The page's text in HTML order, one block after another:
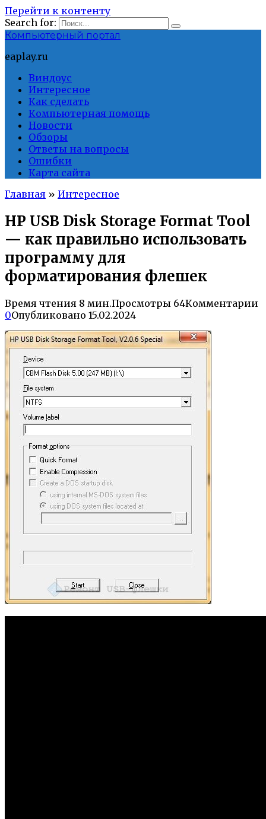
Перейти к контенту
Search for:
Компьютерный портал
eaplay.ru
Виндоус
Интересное
Как сделать
Компьютерная помощь
Новости
Обзоры
Ответы на вопросы
Ошибки
Карта сайта
Главная » Интересное
HP USB Disk Storage Format Tool
— как правильно использовать
программу для
форматирования флешек
Время чтения 8 мин.Просмотры 64Комментарии
0Опубликовано 15.02.2024